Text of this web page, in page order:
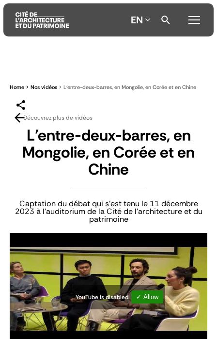
contenu
menu
EN
Home Nos vidéos L’entre-deux-barres, en Mongolie, en Corée et en Chine
Découvrez plus de vidéos
L’entre-deux-barres, en
Mongolie, en Corée et en
Chine
Captation du débat qui s'est tenu le 11 décembre
2023 à l'auditorium de la Cité de l'architecture et du
patrimoine
YouTube is disabled. ✓ Allow